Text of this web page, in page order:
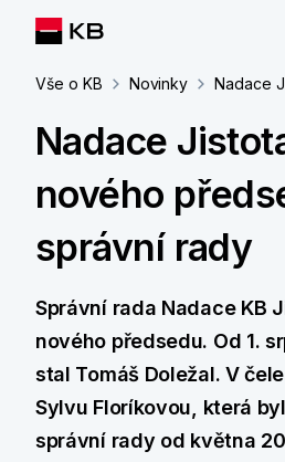
Vše o KB Novinky Nadace
Nadace
nového
správní rady
Správní rada Nadace KB
nového předsedu. Od 1.
stal Tomáš Doležal. V
Sylvu Floríkovou, která
správní rady od května